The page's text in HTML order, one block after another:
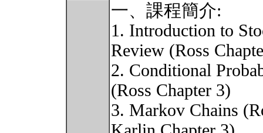
一、課程簡介:
1. Introduction to
Review (Ross
2. Conditional
(Ross Chapter 3)
3. Markov Chains